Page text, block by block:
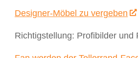
Designer-Möbel zu vergeben
Richtigstellung: Profibilder und